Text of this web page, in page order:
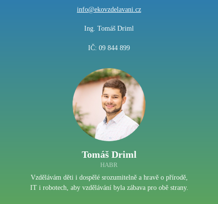
info@ekovzdelavani.cz
Ing. Tomáš Driml
IČ: 09 844 899
Tomáš Driml
HABR
Vzdělávám děti i dospělé srozumitelně a hravě o přírodě,
IT i robotech, aby vzdělávání byla zábava pro obě strany.